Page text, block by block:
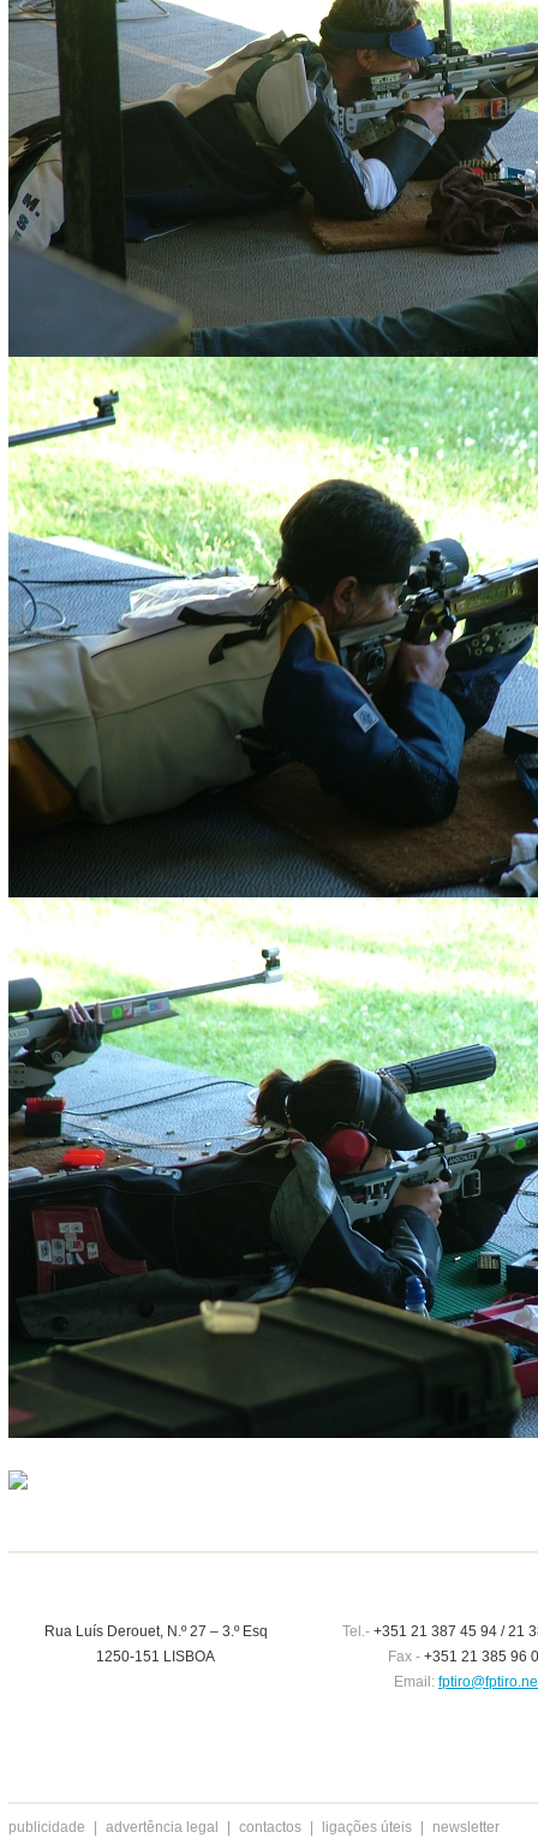
Rua Luís Derouet, N.º 27 – 3.º Esq
1250-151 LISBOA
Tel.-+351 21 387 45 94 / 21
Fax - +351 21 385 96
Email:
publicidade advertência legal contactos ligações úteis newsletter